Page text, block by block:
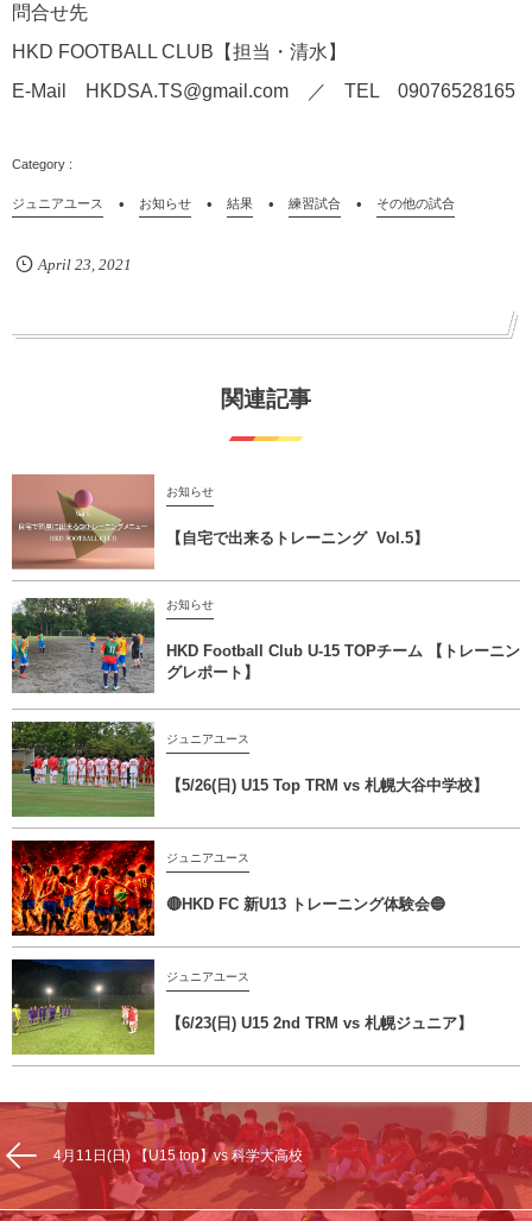
問合せ先
HKD FOOTBALL CLUB【担当・清水】
E-Mail HKDSA.TS@gmail.com ／ TEL 09076528165
ジュニアユース お知らせ 結果 練習試合 その他の試合
April 23, 2021
関連記事
お知らせ
【自宅で出来るトレーニング Vol.5】
お知らせ
HKD Football Club U-15 TOPチーム 【トレーニン
グレポート】
ジュニアユース
【5/26(日) U15 Top TRM vs 札幌大谷中学校】
ジュニアユース
🔴HKD FC 新U13 トレーニング体験会🔵
ジュニアユース
【6/23(日) U15 2nd TRM vs 札幌ジュニア】
4月11日(日) 【U15 top】vs 科学大高校